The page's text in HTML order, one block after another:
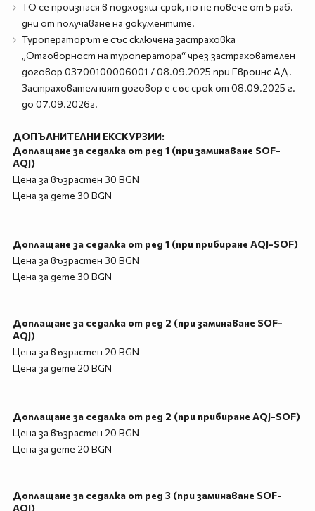
ТО се произнася в подходящ срок, но не повече от 5 раб.
дни от получаване на документите.
Туроператорът е със сключена застраховка
„Отговорност на туроператора“ чрез застрахователен
договор 03700100006001 / 08.09.2025 при Евроинс АД.
Застрахователният договор е със срок от 08.09.2025 г.
до 07.09.2026г.
ДОПЪЛНИТЕЛНИ ЕКСКУРЗИИ:
Доплащане за седалка от ред 1 (при заминаване SOF-
AQJ)
Цена за възрастен 30 BGN
Цена за дете 30 BGN
Доплащане за седалка от ред 1 (при прибиране AQJ-SOF)
Цена за възрастен 30 BGN
Цена за дете 30 BGN
Доплащане за седалка от ред 2 (при заминаване SOF-
AQJ)
Цена за възрастен 20 BGN
Цена за дете 20 BGN
Доплащане за седалка от ред 2 (при прибиране AQJ-SOF)
Цена за възрастен 20 BGN
Цена за дете 20 BGN
Доплащане за седалка от ред 3 (при заминаване SOF-
AQJ)